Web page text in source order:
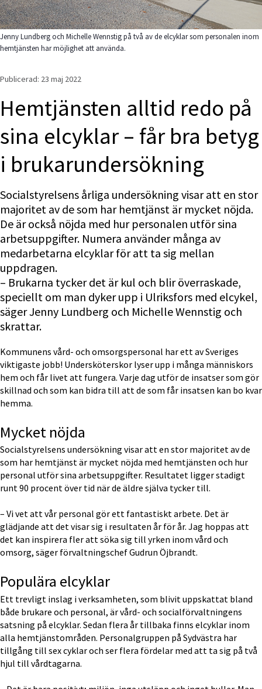
Jenny Lundberg och Michelle Wennstig på två av de elcyklar som personalen inom
hemtjänsten har möjlighet att använda.
Publicerad: 23 maj 2022
Hemtjänsten alltid redo på
sina elcyklar – får bra betyg
i brukarundersökning
Socialstyrelsens årliga undersökning visar att en stor
majoritet av de som har hemtjänst är mycket nöjda.
De är också nöjda med hur personalen utför sina
arbetsuppgifter. Numera använder många av
medarbetarna elcyklar för att ta sig mellan
uppdragen.
– Brukarna tycker det är kul och blir överraskade,
speciellt om man dyker upp i Ulriksfors med elcykel,
säger Jenny Lundberg och Michelle Wennstig och
skrattar.
Kommunens vård- och omsorgspersonal har ett av Sveriges
viktigaste jobb! Undersköterskor lyser upp i många människors
hem och får livet att fungera. Varje dag utför de insatser som gör
skillnad och som kan bidra till att de som får insatsen kan bo kvar
hemma.
Mycket nöjda
Socialstyrelsens undersökning visar att en stor majoritet av de
som har hemtjänst är mycket nöjda med hemtjänsten och hur
personal utför sina arbetsuppgifter. Resultatet ligger stadigt
runt 90 procent över tid när de äldre själva tycker till.
– Vi vet att vår personal gör ett fantastiskt arbete. Det är
glädjande att det visar sig i resultaten år för år. Jag hoppas att
det kan inspirera fler att söka sig till yrken inom vård och
omsorg, säger förvaltningschef Gudrun Öjbrandt.
Populära elcyklar
Ett trevligt inslag i verksamheten, som blivit uppskattat bland
både brukare och personal, är vård- och socialförvaltningens
satsning på elcyklar. Sedan flera år tillbaka finns elcyklar inom
alla hemtjänstområden. Personalgruppen på Sydvästra har
tillgång till sex cyklar och ser flera fördelar med att ta sig på två
hjul till vårdtagarna.